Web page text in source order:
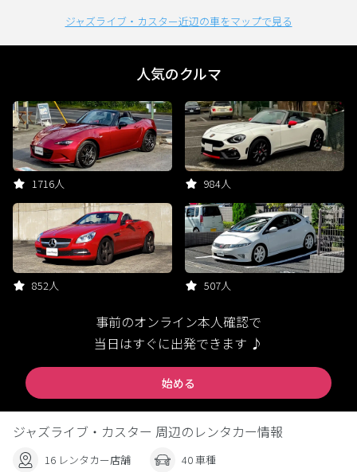
ジャズライブ・カスター近辺の車をマップで見る
人気のクルマ
1716人 984人
852人 507人
事前のオンライン本人確認で
当日はすぐに出発できます ♪
始める
ジャズライブ・カスター 周辺のレンタカー情報
16 レンタカー店舗 40 車種